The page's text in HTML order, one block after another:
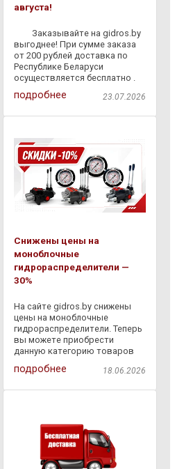
августа!
⠀ ⠀ Заказывайте на gidros.by
выгоднее! При сумме заказа
от 200 рублей доставка по
Республике Беларуси
осуществляется бесплатно .
Мы быстро доставим
гидравлическое
лишних затрат и
подробнее 23.07.2026
Снижены цены на
моноблочные
гидрораспределители —
30%
На сайте gidros.by снижены
цены на моноблочные
гидрораспределители. Теперь
вы можете приобрести
данную категорию товаров
со скидкой - 30% . Также с
18.06.2026 по 06.07.2026
подробнее 18.06.2026